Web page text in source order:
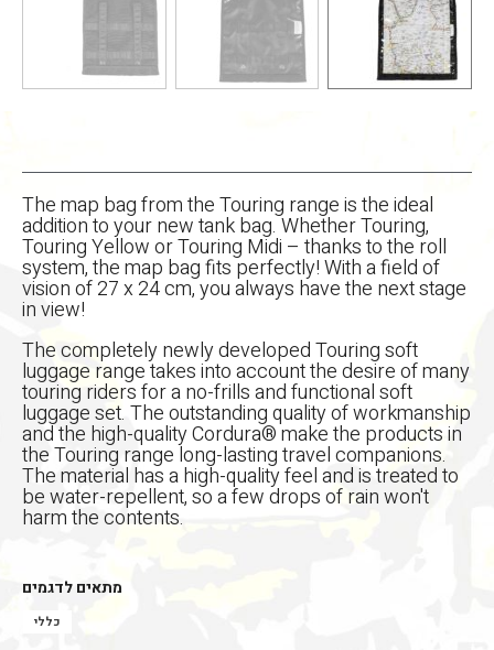
The map bag from the Touring range is the ideal
addition to your new tank bag. Whether Touring,
Touring Yellow or Touring Midi – thanks to the roll
system, the map bag fits perfectly! With a field of
vision of 27 x 24 cm, you always have the next stage
in view!
The completely newly developed Touring soft
luggage range takes into account the desire of many
touring riders for a no-frills and functional soft
luggage set. The outstanding quality of workmanship
and the high-quality Cordura® make the products in
the Touring range long-lasting travel companions.
The material has a high-quality feel and is treated to
be water-repellent, so a few drops of rain won't
harm the contents.
מתאים לדגמים
כללי